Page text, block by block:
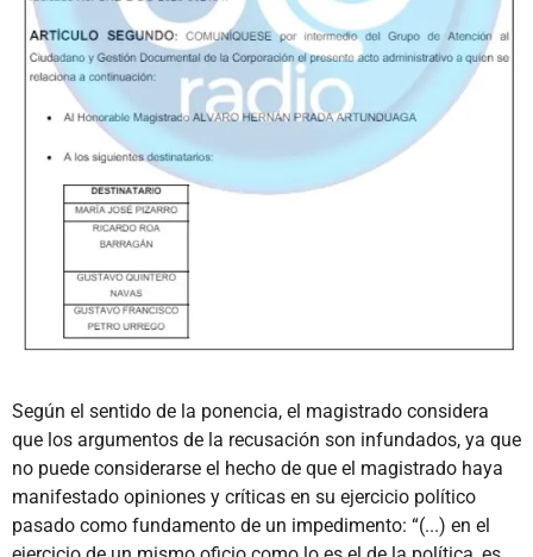
Según el sentido de la ponencia, el magistrado considera
que los argumentos de la recusación son infundados, ya que
no puede considerarse el hecho de que el magistrado haya
manifestado opiniones y críticas en su ejercicio político
pasado como fundamento de un impedimento: “(...) en el